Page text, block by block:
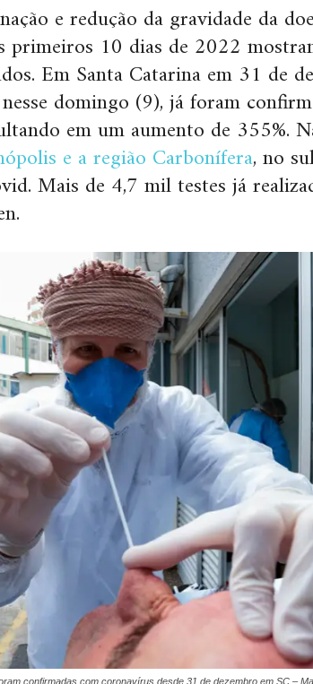
e redução da gravidade da
primeiros 10 dias de 2022
Em Santa Catarina em 31 de
domingo (9), já foram
em um aumento de 355%.
e a região Carbonífera, no
Mais de 4,7 mil testes já
confirmadas com coronavírus desde 31 de dezembro em SC –